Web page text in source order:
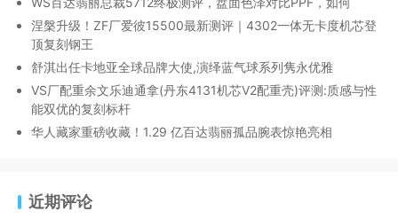
涅槃升级！ZF厂爱彼15500最新测评｜4302一体无卡度机芯登
顶复刻钢王
舒淇出任卡地亚全球品牌大使,演绎蓝气球系列隽永优雅
VS厂配重余文乐迪通拿(丹东4131机芯V2配重壳)评测:质感与性
能双优的复刻标杆
华人藏家重磅收藏！1.29 亿百达翡丽孤品腕表惊艳亮相
近期评论